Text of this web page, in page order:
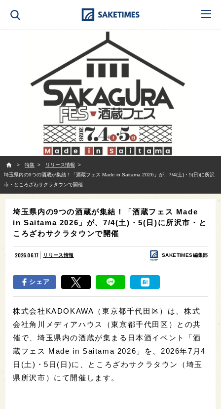
特集
リリース情報
埼玉県内の9つの酒蔵が集結！「酒蔵フェス Made in Saitama 2026」が、7/4(土)・5(日)に所沢
市・ところざわサクラタウンで開催
埼玉県内の9つの酒蔵が集結！「酒蔵フェス Made
in Saitama 2026」が、7/4(土)・5(日)に所沢市・と
ころざわサクラタウンで開催
2026.06.17 リリース情報 SAKETIMES編集部
シェア
株式会社KADOKAWA（東京都千代田区）は、株式
会社角川メディアハウス（東京都千代田区）との共
催で、埼玉県内の酒蔵が集まる日本酒イベント「酒
蔵フェス Made in Saitama 2026」を、2026年7月4
日(土)・5日(日)に、ところざわサクラタウン（埼玉
県所沢市）にて開催します。